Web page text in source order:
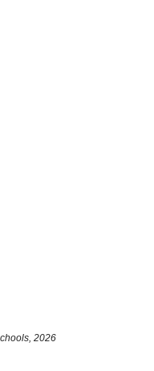
2026